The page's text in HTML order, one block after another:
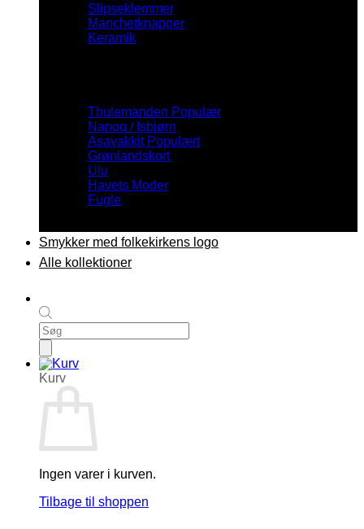
Products
search
Kurv
Ingen varer i kurven.
Tilbage til shoppen
Slipseklemmer
Manchetknapper
Keramik
Thulemanden
Nanoq / Isbjørn
Asavakkit
Grønlandskort
Ulu
Havets Moder
Fugle
Smykker med folkekirkens logo
Alle kollektioner